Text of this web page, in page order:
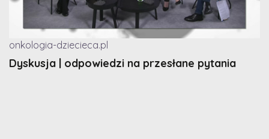
onkologia-dziecieca.pl
Dyskusja | odpowiedzi na przesłane pytania